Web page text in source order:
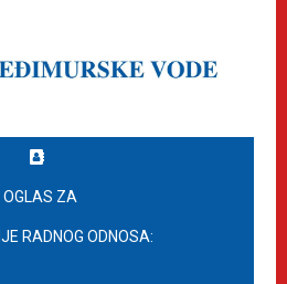
OGLAS ZA
RADNOG ODNOSA: